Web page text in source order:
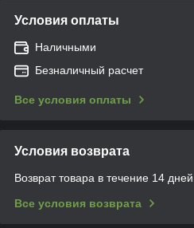
Условия оплаты
Наличными
Безналичный расчет
Все условия оплаты
Условия возврата
Возврат товара в течение 14
Все условия возврата